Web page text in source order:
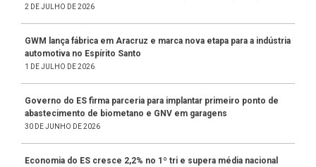
2 DE JULHO DE 2026
GWM lança fábrica em Aracruz e marca nova etapa para a indústria
automotiva no Espírito Santo
1 DE JULHO DE 2026
Governo do ES firma parceria para implantar primeiro ponto de
abastecimento de biometano e GNV em garagens
30 DE JUNHO DE 2026
Economia do ES cresce 2,2% no 1º tri e supera média nacional